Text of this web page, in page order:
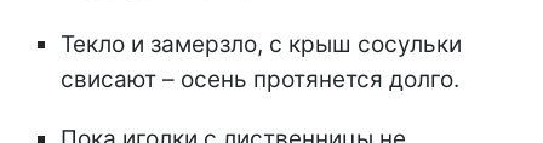
Текло и замерзло, с крыш сосульки
свисают – осень протянется долго.